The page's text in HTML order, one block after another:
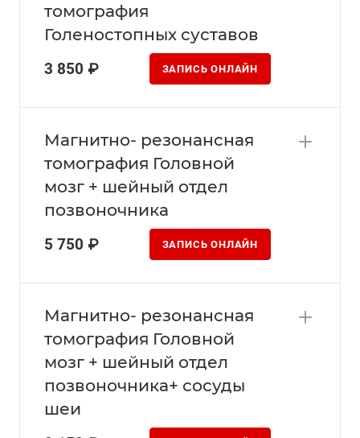
томография
Голеностопных суставов
3 850 ₽ ЗАПИСЬ ОНЛАЙН
Магнитно- резонансная
томография Головной
мозг + шейный отдел
позвоночника
5 750 ₽ ЗАПИСЬ ОНЛАЙН
Магнитно- резонансная
томография Головной
мозг + шейный отдел
позвоночника+ сосуды
шеи